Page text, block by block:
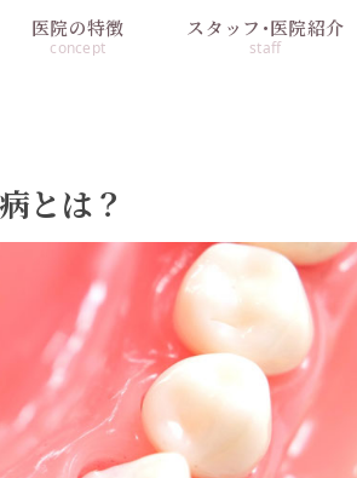
医院の特徴
concept
スタッフ･医院紹介
staff
とは？